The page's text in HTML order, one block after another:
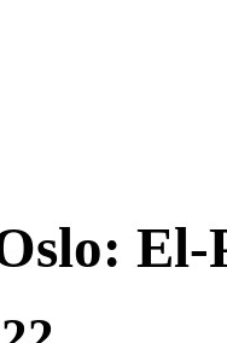
El-